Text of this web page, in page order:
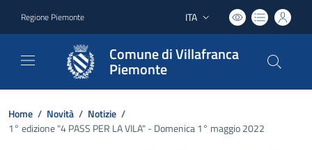
Regione Piemonte Lingua attiva:
ITA
Comune di Villafranca
Piemonte
Home / Novità / Notizie /
1° edizione "4 PASS PER LA VILA" - Domenica 1° maggio 2022